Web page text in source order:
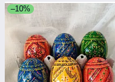
–10%